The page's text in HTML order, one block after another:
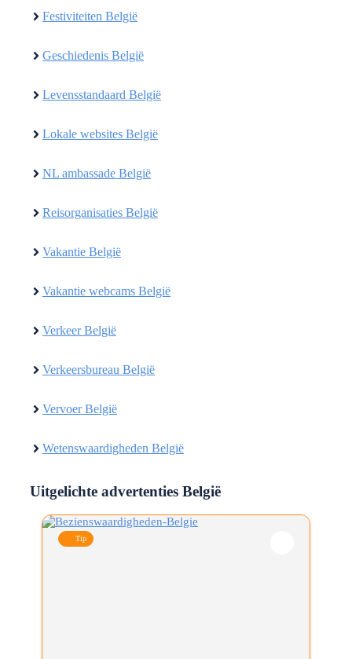
Festiviteiten België
Geschiedenis België
Levensstandaard België
Lokale websites België
NL ambassade België
Reisorganisaties België
Vakantie België
Vakantie webcams België
Verkeer België
Verkeersbureau België
Vervoer België
Wetenswaardigheden België
Uitgelichte advertenties België
Tip